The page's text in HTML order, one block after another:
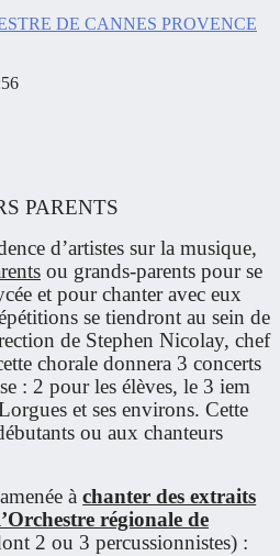
PARENTS
d’artistes sur la musique,
ou grands-parents pour se
et pour chanter avec eux
se tiendront au sein de
de Stephen Nicolay, chef
chorale donnera 3 concerts
: 2 pour les élèves, le 3 iem
et ses environs. Cette
ou aux chanteurs
àchanter des extraits
régionale de
2 ou 3 percussionnistes) :